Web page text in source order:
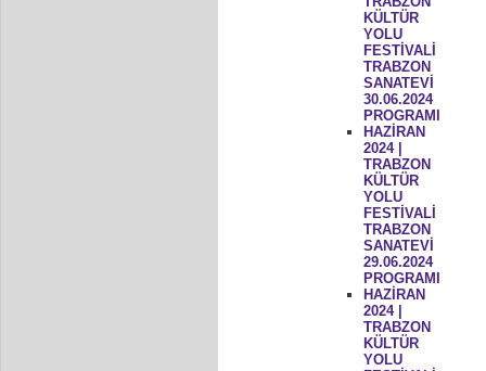
KÜLTÜR
YOLU
FESTİVALİ
TRABZON
SANATEVİ
30.06.2024
PROGRAMI
HAZİRAN
2024 |
TRABZON
KÜLTÜR
YOLU
FESTİVALİ
TRABZON
SANATEVİ
29.06.2024
PROGRAMI
HAZİRAN
2024 |
TRABZON
KÜLTÜR
YOLU